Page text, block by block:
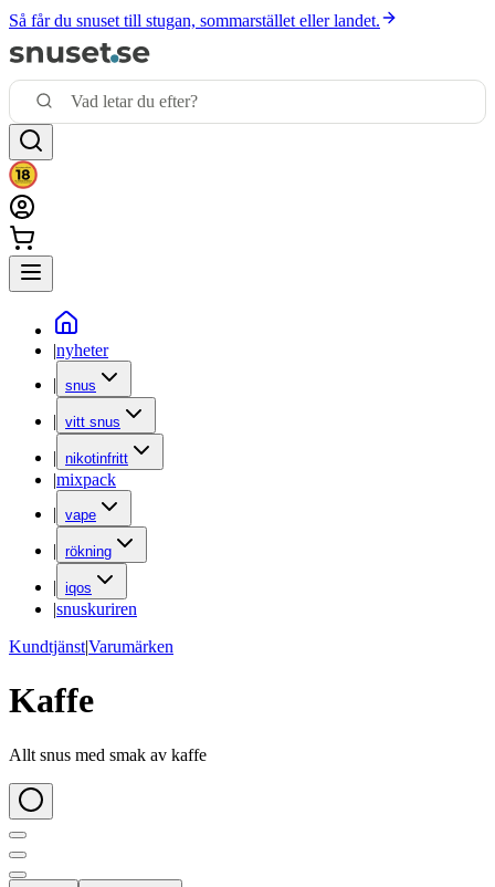
Så får du snuset till stugan, sommarstället eller landet.
|nyheter
| snus
| vitt snus
| nikotinfritt
|mixpack
| vape
| rökning
| iqos
|snuskuriren
Kundtjänst|Varumärken
Kaffe
Allt snus med smak av kaffe